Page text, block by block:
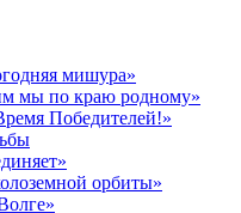
мишура»
мы по краю родному»
Победителей!»
орбиты»